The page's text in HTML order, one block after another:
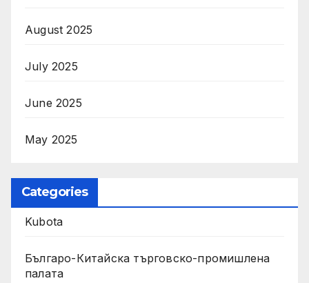
August 2025
July 2025
June 2025
May 2025
Categories
Kubota
Българо-Китайска търговско-промишлена
палата